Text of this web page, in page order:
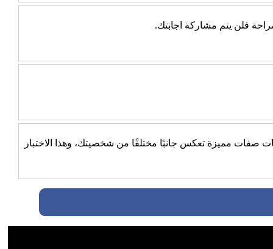
فلن يتم مشاركة اجابتك.
صفات مميزة تعكس جانبًا مختلفًا من شخصيتك، وهذا الاختبار